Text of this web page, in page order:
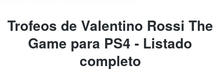
Trofeos de Valentino Rossi The
Game para PS4 - Listado
completo